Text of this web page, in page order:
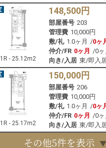
1R - 25.12m2
148,500円
部屋番号 203
管理費 10,000円
敷/礼 1.0ヶ月 /0ヶ
仲介/FR 0ヶ月 /0ヶ
向き/入居 東/即入
1R - 25.17m2
150,000円
部屋番号 206
管理費 10,000円
敷/礼 1.0ヶ月 /0ヶ
仲介/FR 0ヶ月 /0ヶ
向き/入居 東/即入
その他5件を表示